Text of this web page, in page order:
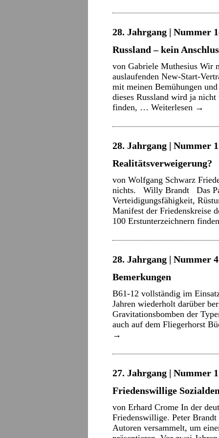
28. Jahrgang | Nummer
Russland – kein
von Gabriele Muthesius Wir
auslaufenden New-Start-
mit meinen Bemühungen
dieses Russland wird ja
finden, … Weiterlesen →
28. Jahrgang | Nummer
Realitätsverweigerung?
von Wolfgang Schwarz
nichts. Willy Brandt Das
Verteidigungsfähigkeit,
Manifest der Friedenskreise
100 Erstunterzeichnern
28. Jahrgang | Nummer
Bemerkungen
B61-12 vollständig im
Jahren wiederholt darüber
Gravitationsbomben der
auch auf dem Fliegerhorst
→
27. Jahrgang | Nummer
Friedenswillige
von Erhard Crome In der
Friedenswillige. Peter Brandt
Autoren versammelt, um